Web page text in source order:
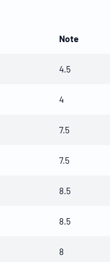
Note
4.5
4
7.5
7.5
8.5
8.5
8